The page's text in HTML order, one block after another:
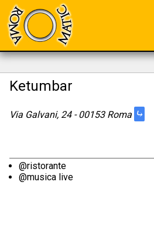
Ketumbar
Via Galvani, 24 - 00153 Roma ⤷
@ristorante
@musica live